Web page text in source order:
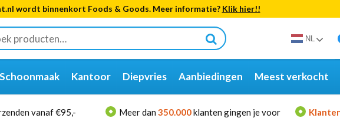
wordt binnenkort Foods & Goods. Meer informatie? Klik hier!!
NL
Schoonmaak Kantoor Diepvries Aanbiedingen Meest verkocht
vanaf €95,- Meer dan 350.000klanten gingen je voor